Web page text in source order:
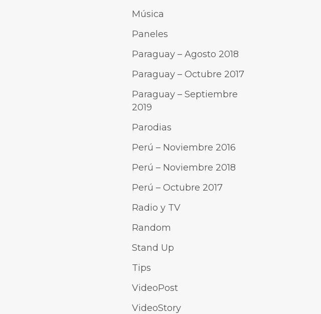
Música
Paneles
Paraguay – Agosto 2018
Paraguay – Octubre 2017
Paraguay – Septiembre
2019
Parodias
Perú – Noviembre 2016
Perú – Noviembre 2018
Perú – Octubre 2017
Radio y TV
Random
Stand Up
Tips
VideoPost
VideoStory